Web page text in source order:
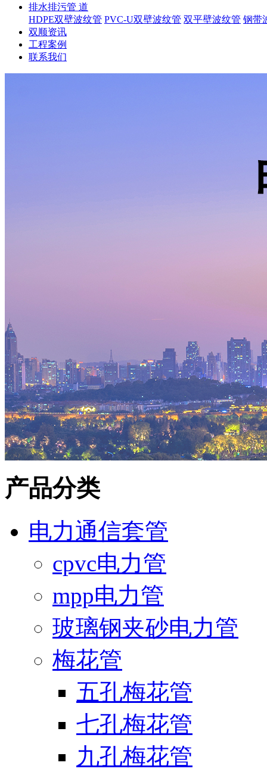
排水排污管 道
HDPE双壁波纹管 PVC-U双壁波纹管 双平壁波纹管 钢带
双顺资讯
工程案例
联系我们
产品分类
电力通信套管
cpvc电力管
mpp电力管
玻璃钢夹砂电力管
梅花管
五孔梅花管
七孔梅花管
九孔梅花管